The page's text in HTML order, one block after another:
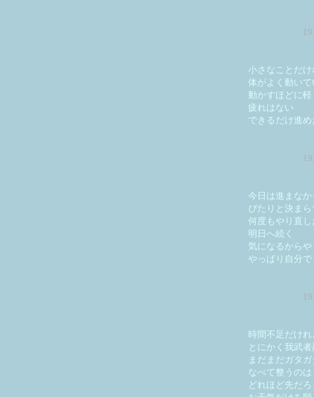
小さなことだけ
体がよく動い
動かすほどに
疲れはない
できるだけ進め
今日は進まなか
ぴたりと決まら
何度もやり直し
明日へ続く
気になるからや
やっぱり自分
時間不足だけれ
とにかく我武
まだまだガタガ
なべて整うのは
どれほど先だろ